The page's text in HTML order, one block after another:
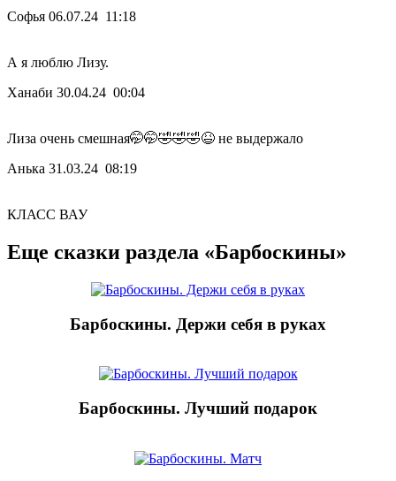
Софья 06.07.24 11:18
А я люблю Лизу.
Ханаби 30.04.24 00:04
Лиза очень смешная🤭🤭🤣🤣🤣😆 не выдержало
Анька 31.03.24 08:19
КЛАСС ВАУ
Еще сказки раздела «Барбоскины»
Барбоскины. Держи себя в руках
Барбоскины. Лучший подарок